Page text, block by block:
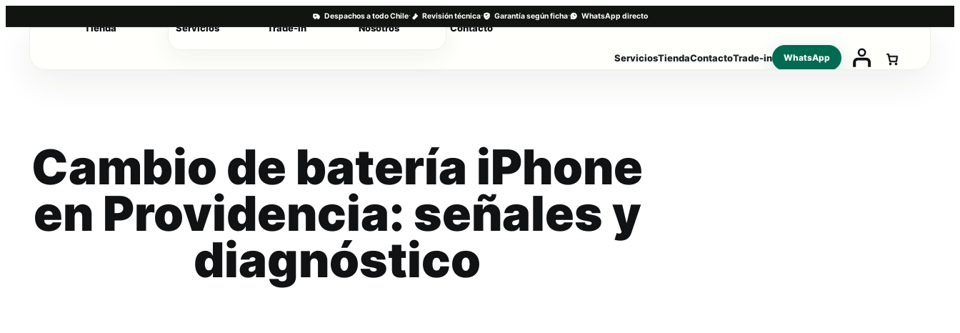
Despachos a todo Chile· Revisión técnica· Garantía según ficha· WhatsApp directo
ServiciosTiendaContactoTrade-in WhatsApp
Tienda Servicios Trade-in Nosotros Contacto
Cambio de batería iPhone
en Providencia: señales y
diagnóstico